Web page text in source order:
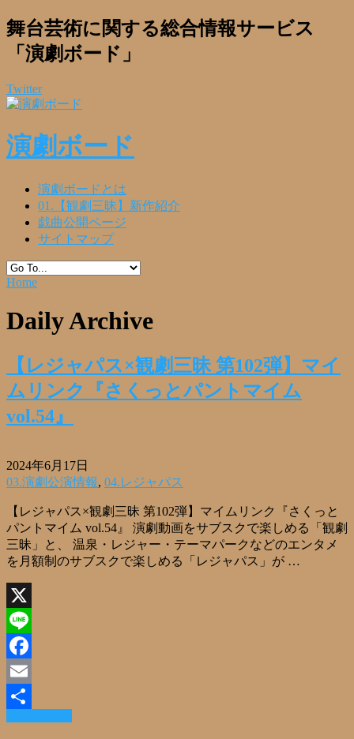
舞台芸術に関する総合情報サービス
「演劇ボード」
Twitter
演劇ボード
演劇ボードとは
01.【観劇三昧】新作紹介
戯曲公開ページ
サイトマップ
Home
Daily Archive
【レジャパス×観劇三昧 第102弾】マイ
ムリンク『さくっとパントマイム
vol.54』
2024年6月17日
03.演劇公演情報, 04.レジャパス
【レジャパス×観劇三昧 第102弾】マイムリンク『さくっと
パントマイム vol.54』 演劇動画をサブスクで楽しめる「観劇
三昧」と、 温泉・レジャー・テーマパークなどのエンタメ
を月額制のサブスクで楽しめる「レジャパス」が …
X
Line
Facebook
Email
共